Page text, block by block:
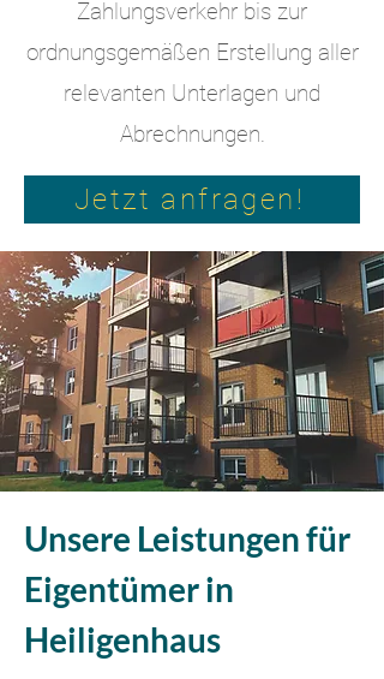
Zahlungsverkehr bis zur
ordnungsgemäßen Erstellung aller
relevanten Unterlagen und
Abrechnungen.
Jetzt anfragen!
Unsere Leistungen für
Eigentümer in
Heiligenhaus